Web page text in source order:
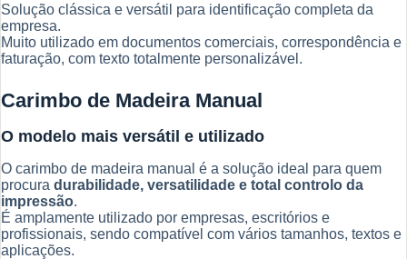
Solução clássica e versátil para identificação completa da
empresa.
Muito utilizado em documentos comerciais, correspondência e
faturação, com texto totalmente personalizável.
Carimbo de Madeira Manual
O modelo mais versátil e utilizado
O carimbo de madeira manual é a solução ideal para quem
procura durabilidade, versatilidade e total controlo da
impressão.
É amplamente utilizado por empresas, escritórios e
profissionais, sendo compatível com vários tamanhos, textos e
aplicações.